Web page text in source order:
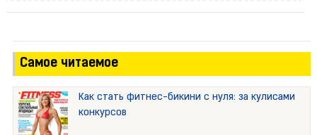
Самое читаемое
Как стать фитнес-бикини с нуля: за кулисами
конкурсов